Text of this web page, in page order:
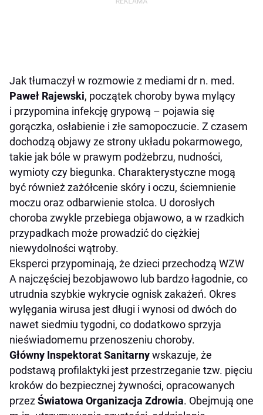
Jak tłumaczył w rozmowie z mediami dr n. med.
Paweł Rajewski, początek choroby bywa mylący
i przypomina infekcję grypową – pojawia się
gorączka, osłabienie i złe samopoczucie. Z czasem
dochodzą objawy ze strony układu pokarmowego,
takie jak bóle w prawym podżebrzu, nudności,
wymioty czy biegunka. Charakterystyczne mogą
być również zażółcenie skóry i oczu, ściemnienie
moczu oraz odbarwienie stolca. U dorosłych
choroba zwykle przebiega objawowo, a w rzadkich
przypadkach może prowadzić do ciężkiej
niewydolności wątroby.
Eksperci przypominają, że dzieci przechodzą WZW
A najczęściej bezobjawowo lub bardzo łagodnie, co
utrudnia szybkie wykrycie ognisk zakażeń. Okres
wylęgania wirusa jest długi i wynosi od dwóch do
nawet siedmiu tygodni, co dodatkowo sprzyja
nieświadomemu przenoszeniu choroby.
Główny Inspektorat Sanitarnywskazuje, że
podstawą profilaktyki jest przestrzeganie tzw. pięciu
kroków do bezpiecznej żywności, opracowanych
przezŚwiatowa Organizacja Zdrowia. Obejmują one